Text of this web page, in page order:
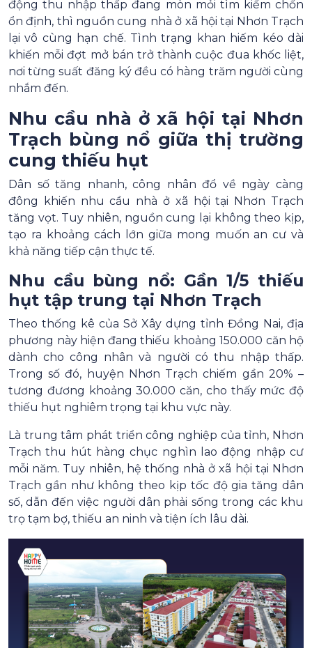
động thu nhập thấp đang mòn mỏi tìm kiếm chốn
ổn định, thì nguồn cung nhà ở xã hội tại Nhơn Trạch
lại vô cùng hạn chế. Tình trạng khan hiếm kéo dài
khiến mỗi đợt mở bán trở thành cuộc đua khốc liệt,
nơi từng suất đăng ký đều có hàng trăm người cùng
nhắm đến.
Nhu cầu nhà ở xã hội tại Nhơn
Trạch bùng nổ giữa thị trường
cung thiếu hụt
Dân số tăng nhanh, công nhân đổ về ngày càng
đông khiến nhu cầu nhà ở xã hội tại Nhơn Trạch
tăng vọt. Tuy nhiên, nguồn cung lại không theo kịp,
tạo ra khoảng cách lớn giữa mong muốn an cư và
khả năng tiếp cận thực tế.
Nhu cầu bùng nổ: Gần 1/5 thiếu
hụt tập trung tại Nhơn Trạch
Theo thống kê của Sở Xây dựng tỉnh Đồng Nai, địa
phương này hiện đang thiếu khoảng 150.000 căn hộ
dành cho công nhân và người có thu nhập thấp.
Trong số đó, huyện Nhơn Trạch chiếm gần 20% –
tương đương khoảng 30.000 căn, cho thấy mức độ
thiếu hụt nghiêm trọng tại khu vực này.
Là trung tâm phát triển công nghiệp của tỉnh, Nhơn
Trạch thu hút hàng chục nghìn lao động nhập cư
mỗi năm. Tuy nhiên, hệ thống nhà ở xã hội tại Nhơn
Trạch gần như không theo kịp tốc độ gia tăng dân
số, dẫn đến việc người dân phải sống trong các khu
trọ tạm bợ, thiếu an ninh và tiện ích lâu dài.